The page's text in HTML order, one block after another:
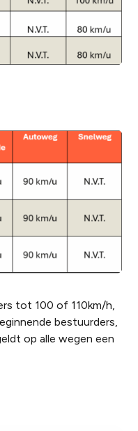
tot 100 of 110km/h,
bestuurders,
op alle wegen een